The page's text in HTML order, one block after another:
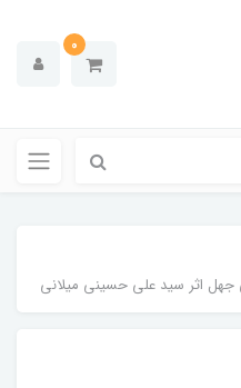
0
اثر سید علی حسینی میلانی